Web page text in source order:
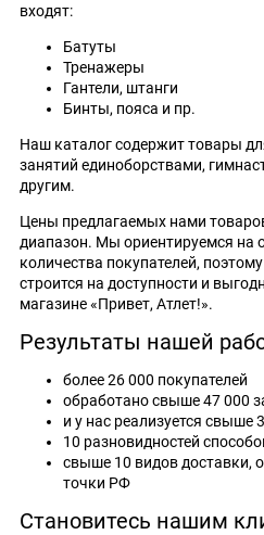
входят:
Батуты
Тренажеры
Гантели, штанги
Бинты, пояса и пр.
Наш каталог содержит товары
занятий единоборствами,
другим.
Цены предлагаемых нами
диапазон. Мы ориентируемся на
количества покупателей,
строится на доступности и
магазине «Привет, Атлет!».
Результаты нашей
более 26 000 покупателей
обработано свыше 47 000
и у нас реализуется свыше
10 разновидностей
свыше 10 видов доставки,
точки РФ
Становитесь нашим